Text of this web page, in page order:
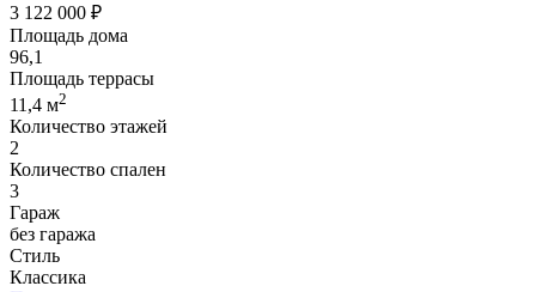
3 122 000 ₽
Площадь дома
96,1
Площадь террасы
11,4 м2
Количество этажей
2
Количество спален
3
Гараж
без гаража
Стиль
Классика